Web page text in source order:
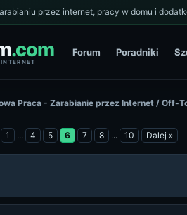
przez internet, pracy w domu i
.com Forum Poradniki
Praca - Zarabianie przez Internet / Off-
1 ... 4 5 6 7 8 ... 10 Dalej »